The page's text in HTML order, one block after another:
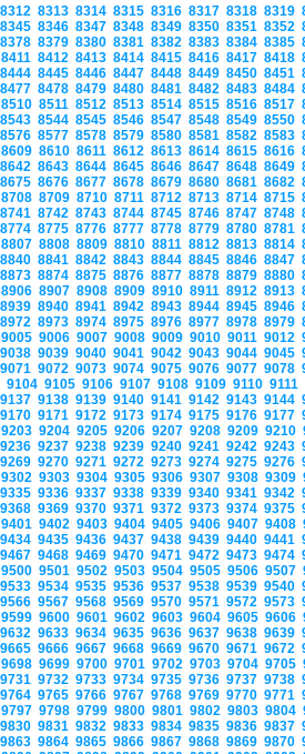
8312 8313 8314 8315 8316 8317 8318 8319
8345 8346 8347 8348 8349 8350 8351 8352
8378 8379 8380 8381 8382 8383 8384 8385
8411 8412 8413 8414 8415 8416 8417 8418
8444 8445 8446 8447 8448 8449 8450 8451
8477 8478 8479 8480 8481 8482 8483 8484
8510 8511 8512 8513 8514 8515 8516 8517
8543 8544 8545 8546 8547 8548 8549 8550
8576 8577 8578 8579 8580 8581 8582 8583
8609 8610 8611 8612 8613 8614 8615 8616
8642 8643 8644 8645 8646 8647 8648 8649
8675 8676 8677 8678 8679 8680 8681 8682
8708 8709 8710 8711 8712 8713 8714 8715
8741 8742 8743 8744 8745 8746 8747 8748
8774 8775 8776 8777 8778 8779 8780 8781
8807 8808 8809 8810 8811 8812 8813 8814
8840 8841 8842 8843 8844 8845 8846 8847
8873 8874 8875 8876 8877 8878 8879 8880
8906 8907 8908 8909 8910 8911 8912 8913
8939 8940 8941 8942 8943 8944 8945 8946
8972 8973 8974 8975 8976 8977 8978 8979
9005 9006 9007 9008 9009 9010 9011 9012
9038 9039 9040 9041 9042 9043 9044 9045
9071 9072 9073 9074 9075 9076 9077 9078
9104 9105 9106 9107 9108 9109 9110 9111
9137 9138 9139 9140 9141 9142 9143 9144
9170 9171 9172 9173 9174 9175 9176 9177
9203 9204 9205 9206 9207 9208 9209 9210
9236 9237 9238 9239 9240 9241 9242 9243
9269 9270 9271 9272 9273 9274 9275 9276
9302 9303 9304 9305 9306 9307 9308 9309
9335 9336 9337 9338 9339 9340 9341 9342
9368 9369 9370 9371 9372 9373 9374 9375
9401 9402 9403 9404 9405 9406 9407 9408
9434 9435 9436 9437 9438 9439 9440 9441
9467 9468 9469 9470 9471 9472 9473 9474
9500 9501 9502 9503 9504 9505 9506 9507
9533 9534 9535 9536 9537 9538 9539 9540
9566 9567 9568 9569 9570 9571 9572 9573
9599 9600 9601 9602 9603 9604 9605 9606
9632 9633 9634 9635 9636 9637 9638 9639
9665 9666 9667 9668 9669 9670 9671 9672
9698 9699 9700 9701 9702 9703 9704 9705
9731 9732 9733 9734 9735 9736 9737 9738
9764 9765 9766 9767 9768 9769 9770 9771
9797 9798 9799 9800 9801 9802 9803 9804
9830 9831 9832 9833 9834 9835 9836 9837
9863 9864 9865 9866 9867 9868 9869 9870